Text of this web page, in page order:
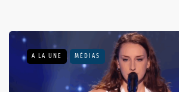
A LA UNE MÉDIAS